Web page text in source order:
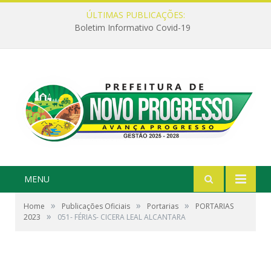
ÚLTIMAS PUBLICAÇÕES:
Boletim Informativo Covid-19
MENU
Home » Publicações Oficiais » Portarias »
PORTARIAS
2023
» 051- FÉRIAS- CICERA LEAL ALCANTARA